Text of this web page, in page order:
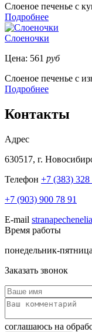
Слоеное печенье с
Подробнее
Слоеночки
Цена: 561 руб
Слоеное печенье с
Подробнее
Контакты
Адрес
630517, г.
Телефон +7 (383) 328
+7 (903) 900 78 91
E-mail
Время работы
понедельник-
Заказать звонок
соглашаюсь на